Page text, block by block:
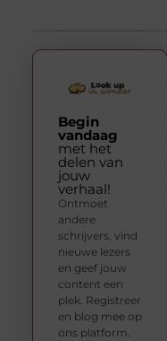
Begin
vandaag
met het
delen van
jouw
verhaal!
Ontmoet
andere
schrijvers, vind
nieuwe lezers
en geef jouw
content een
plek. Registreer
en blog mee op
ons platform.